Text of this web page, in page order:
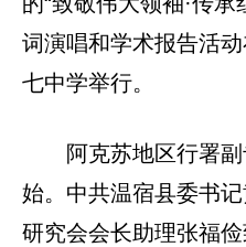
词演唱和学术报告活
七中学举行。
阿克苏地区行署
始。中共温宿县委书
研究会会长助理张福